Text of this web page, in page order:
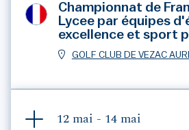
Championnat de
Lycee par équipes
excellence et sport
GOLF CLUB DE VEZAC
12 mai - 14 mai